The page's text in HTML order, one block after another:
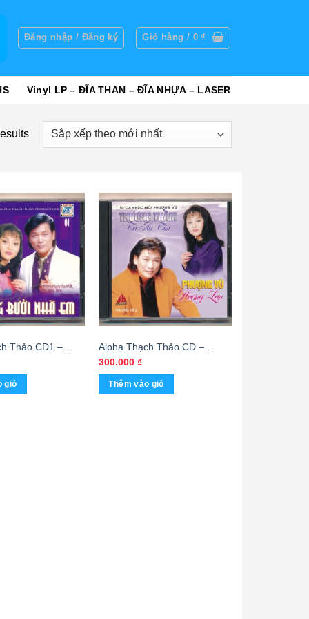
Đăng nhập / Đăng ký Giỏ hàng / 0₫
Vinyl LP – ĐĨA THAN – ĐĨA NHỰA – LASER
Thảo CD1 –
Vũ (KGTUS)
giỏ
Alpha Thạch Thảo CD –
Thương Thầm Tà Áo Tím –
Hương Lan – Phượng Vũ
(Phôi ***) KGTUS
300.000 ₫
Thêm vào giỏ